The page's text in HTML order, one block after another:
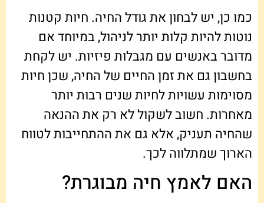
כמו כן, יש לבחון את גודל החיה. חיות קטנות
נוטות להיות קלות יותר לניהול, במיוחד אם
מדובר באנשים עם מגבלות פיזיות. יש לקחת
בחשבון גם את זמן החיים של החיה, שכן חיות
מסוימות עשויות לחיות שנים רבות יותר
מאחרות. חשוב לשקול לא רק את ההנאה
שהחיה תעניק, אלא גם את ההתחייבות לטווח
הארוך שמתלווה לכך.
האם לאמץ חיה מבוגרת?